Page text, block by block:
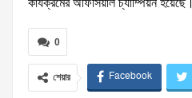
0
শেয়ার Facebook